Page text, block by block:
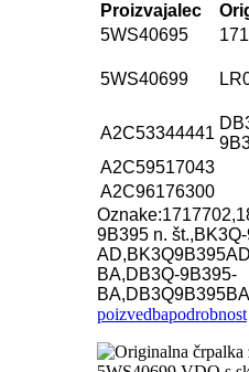
Proizvajalec
5WS40695
5WS40699
A2C53344441
A2C59517043
A2C96176300
Oznake:1717702,
9B395 n. št.,
AD,BK3Q9B395AD
BA,DB3Q-9B395-
BA,DB3Q9B395BA
poizvedbapodrobnost